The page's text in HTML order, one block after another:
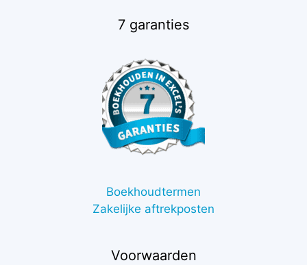
7 garanties
Boekhoudtermen
Zakelijke aftrekposten
Voorwaarden